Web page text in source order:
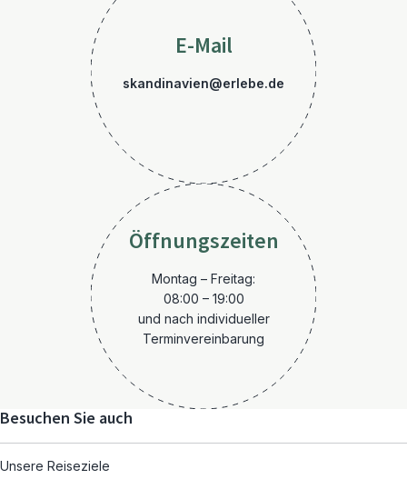
E-Mail
skandinavien@erlebe.de
Öffnungszeiten
Montag – Freitag:
08:00 – 19:00
und nach individueller
Terminvereinbarung
Besuchen Sie auch
Unsere Reiseziele